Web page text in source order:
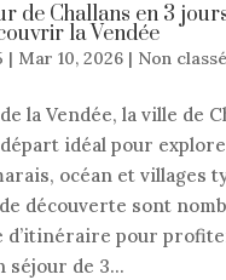
de Challans en 3
la Vendée
| Mar 10, 2026| Non classé
la Vendée, la ville de
idéal pour
océan et villages
découverte sont
d’itinéraire pour
séjour de 3...